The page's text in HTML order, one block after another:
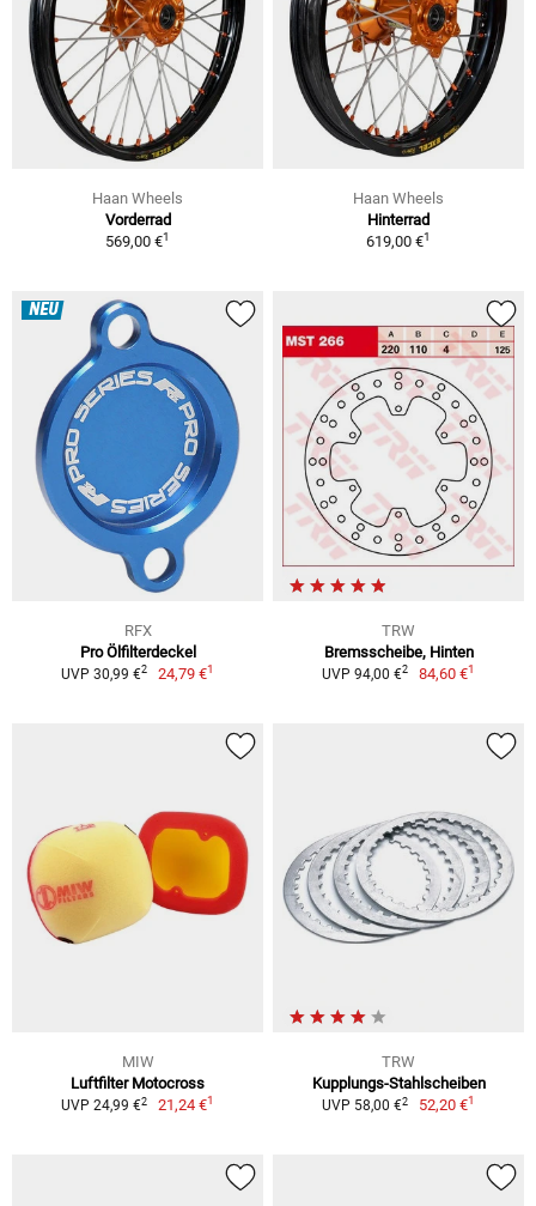
Haan Wheels
Vorderrad
569,00 €1
Haan Wheels
Hinterrad
619,00 €1
NEU
RFX
Pro Ölfilterdeckel
UVP 30,99 €2 24,79 €1
TRW
Bremsscheibe, Hinten
UVP 94,00 €2 84,60 €1
MIW
Luftfilter Motocross
UVP 24,99 €2 21,24 €1
TRW
Kupplungs-Stahlscheiben
UVP 58,00 €2 52,20 €1